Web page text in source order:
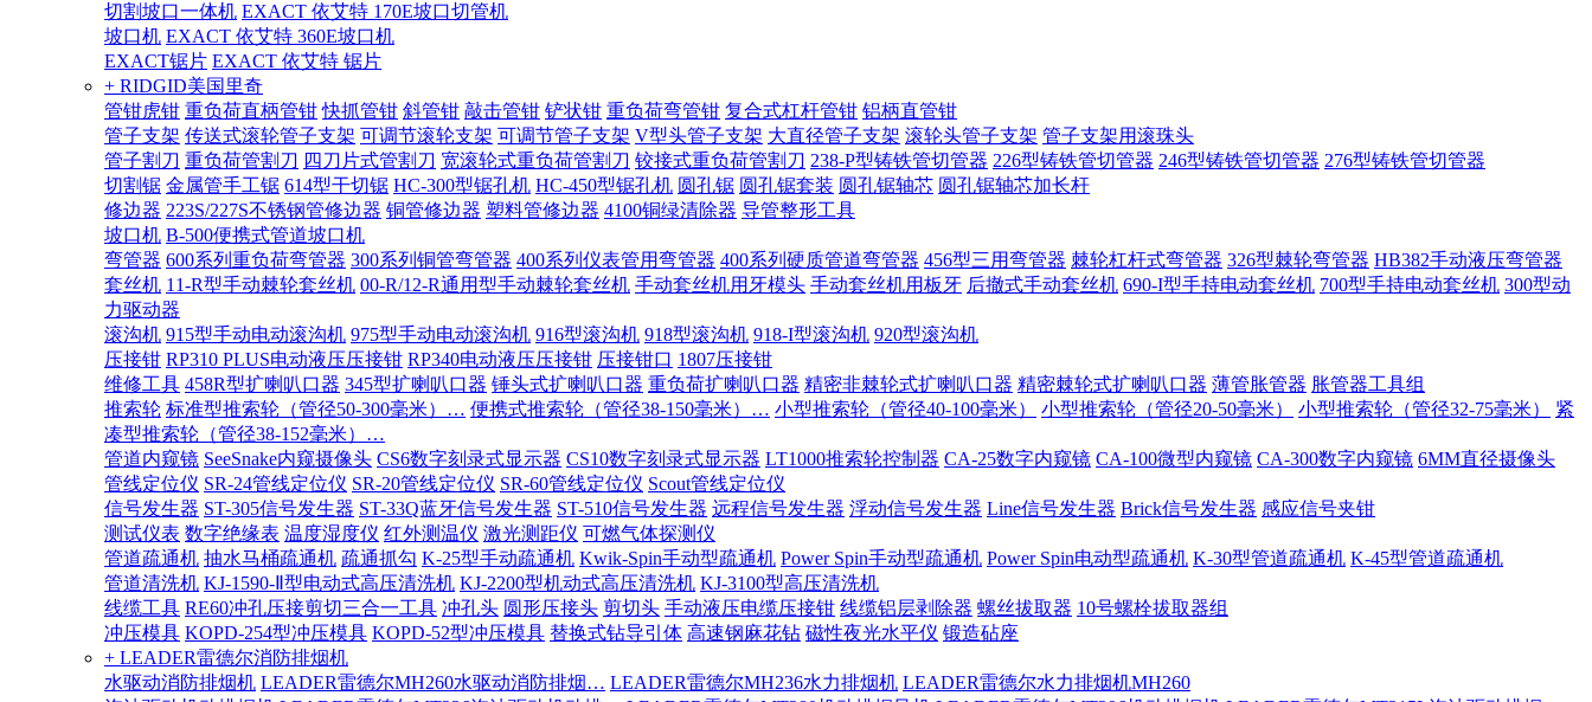
切割坡口一体机 EXACT 依艾特 170E坡口切管机
坡口机 EXACT 依艾特 360E坡口机
EXACT锯片 EXACT 依艾特 锯片
+ RIDGID美国里奇
管钳虎钳 重负荷直柄管钳 快抓管钳 斜管钳 敲击管钳 铲状钳 重负荷弯管钳 复合式杠杆管钳 铝柄直管钳
管子支架 传送式滚轮管子支架 可调节滚轮支架 可调节管子支架 V型头管子支架 大直径管子支架 滚轮头管子支架 管子支架用滚珠头
管子割刀 重负荷管割刀 四刀片式管割刀 宽滚轮式重负荷管割刀 铰接式重负荷管割刀 238-P型铸铁管切管器 226型铸铁管切管器 246型铸铁管切管器 276型铸铁管切管器
切割锯 金属管手工锯 614型干切锯 HC-300型锯孔机 HC-450型锯孔机 圆孔锯 圆孔锯套装 圆孔锯轴芯 圆孔锯轴芯加长杆
修边器 223S/227S不锈钢管修边器 铜管修边器 塑料管修边器 4100铜绿清除器 导管整形工具
坡口机 B-500便携式管道坡口机
弯管器 600系列重负荷弯管器 300系列铜管弯管器 400系列仪表管用弯管器 400系列硬质管道弯管器 456型三用弯管器 棘轮杠杆式弯管器 326型棘轮弯管器 HB382手动液压弯管器
套丝机 11-R型手动棘轮套丝机 00-R/12-R通用型手动棘轮套丝机 手动套丝机用牙模头 手动套丝机用板牙 后撤式手动套丝机 690-I型手持电动套丝机 700型手持电动套丝机 300型动
力驱动器
滚沟机 915型手动电动滚沟机 975型手动电动滚沟机 916型滚沟机 918型滚沟机 918-I型滚沟机 920型滚沟机
压接钳 RP310 PLUS电动液压压接钳 RP340电动液压压接钳 压接钳口 1807压接钳
维修工具 458R型扩喇叭口器 345型扩喇叭口器 锤头式扩喇叭口器 重负荷扩喇叭口器 精密非棘轮式扩喇叭口器 精密棘轮式扩喇叭口器 薄管胀管器 胀管器工具组
推索轮 标准型推索轮（管径50-300毫米）… 便携式推索轮（管径38-150毫米）… 小型推索轮（管径40-100毫米） 小型推索轮（管径20-50毫米） 小型推索轮（管径32-75毫米）
紧
凑型推索轮（管径38-152毫米）…
管道内窥镜 SeeSnake内窥摄像头 CS6数字刻录式显示器 CS10数字刻录式显示器 LT1000推索轮控制器 CA-25数字内窥镜 CA-100微型内窥镜 CA-300数字内窥镜 6MM直径摄像头
管线定位仪 SR-24管线定位仪 SR-20管线定位仪 SR-60管线定位仪 Scout管线定位仪
信号发生器 ST-305信号发生器 ST-33Q蓝牙信号发生器 ST-510信号发生器 远程信号发生器 浮动信号发生器 Line信号发生器 Brick信号发生器 感应信号夹钳
测试仪表 数字绝缘表 温度湿度仪 红外测温仪 激光测距仪 可燃气体探测仪
管道疏通机 抽水马桶疏通机 疏通抓勾 K-25型手动疏通机 Kwik-Spin手动型疏通机 Power Spin手动型疏通机 Power Spin电动型疏通机 K-30型管道疏通机 K-45型管道疏通机
管道清洗机 KJ-1590-Ⅱ型电动式高压清洗机 KJ-2200型机动式高压清洗机 KJ-3100型高压清洗机
线缆工具 RE60冲孔压接剪切三合一工具 冲孔头 圆形压接头 剪切头 手动液压电缆压接钳 线缆铝层剥除器 螺丝拔取器 10号螺栓拔取器组
冲压模具 KOPD-254型冲压模具 KOPD-52型冲压模具 替换式钻导引体 高速钢麻花钻 磁性夜光水平仪 锻造砧座
+ LEADER雷德尔消防排烟机
水驱动消防排烟机 LEADER雷德尔MH260水驱动消防排烟… LEADER雷德尔MH236水力排烟机 LEADER雷德尔水力排烟机MH260